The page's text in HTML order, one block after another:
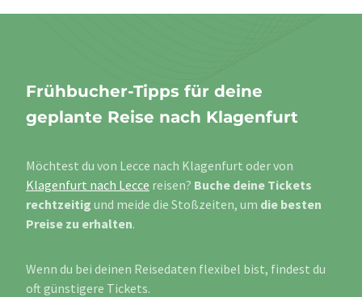
Frühbucher-Tipps für deine
geplante Reise nach Klagenfurt
Möchtest du von Lecce nach Klagenfurt oder von
Klagenfurt nach Lecce reisen? Buche deine Tickets
rechtzeitig und meide die Stoßzeiten, um die besten
Preise zu erhalten.
Wenn du bei deinen Reisedaten flexibel bist, findest du
oft günstigere Tickets.